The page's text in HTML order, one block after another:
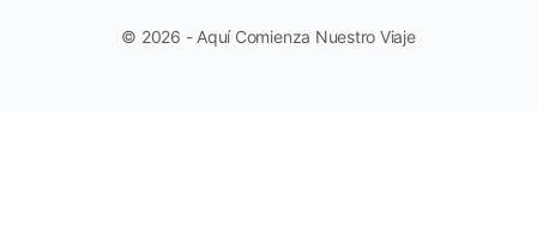
© 2026 - Aquí Comienza Nuestro Viaje